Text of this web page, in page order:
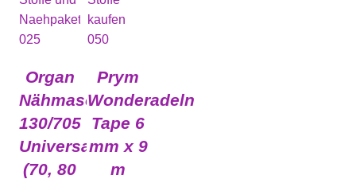
Organ
Nähmaschinennadeln
130/705
Universal
(70, 80
Prym
Wonder
Tape 6
mm x 9
m